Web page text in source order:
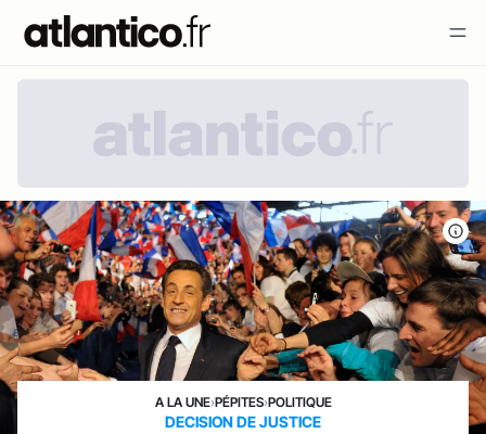
A LA UNE›PÉPITES›POLITIQUE
DECISION DE JUSTICE